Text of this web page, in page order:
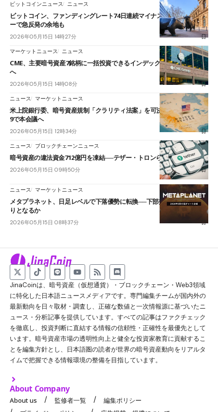
ビットコインニュース ニュース
ビットコイン、ファンディングレート74日連続マイナス──ショートカバ
ーで急反発の余地も
2026年05月15日 14時27分
マーケットニュース ニュース
CME、主要暗号資産7銘柄に一括投資できるインデックス先物を6月上場
へ
2026年05月15日 14時08分
ニュース マーケットニュース
米上院銀行委、暗号資産規制「クラリティ法案」を可決──賛成15・反対
9で本会議へ
2026年05月15日 12時34分
ニュース ブロックチェーンニュース
暗号資産の違法資金712億円を凍結──テザー・トロンらが成果報告
2026年05月15日 09時50分
ニュース マーケットニュース
メタプラネット、日足レベルで下落優勢に転換──下部抵抗帯で下げ止ま
りとなるか
2026年05月15日 08時37分
JinaCoinは、暗号資産（仮想通貨）・ブロックチェーン・Web3領域
に特化した日本語ニュースメディアです。専門編集チームが国内外の
最新動向を日々取材・調査し、正確な数値と一次情報源に基づいたニ
ュース・分析記事を提供しています。すべての記事はファクチェック
を徹底し、投資判断に直結する情報の信頼性・正確性を最優先として
います。暗号資産市場の透明性向上と健全な投資家教育に貢献するこ
とを編集方針とし、日本語圏の読者が世界の暗号資産動向をリアルタ
イムで把握できる情報環境の整備を目指しています。
About Company
About us 監修者一覧
編集ポリシー